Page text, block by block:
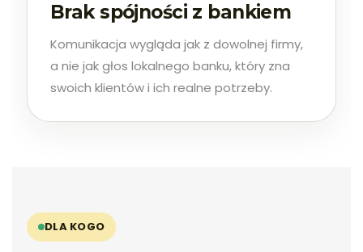
Brak spójności z bankiem
Komunikacja wygląda jak z dowolnej firmy,
a nie jak głos lokalnego banku, który zna
swoich klientów i ich realne potrzeby.
DLA KOGO